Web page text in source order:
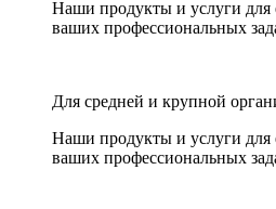
Наши продукты и услуги для
ваших профессиональных
Для средней и крупной
Наши продукты и услуги для
ваших профессиональных